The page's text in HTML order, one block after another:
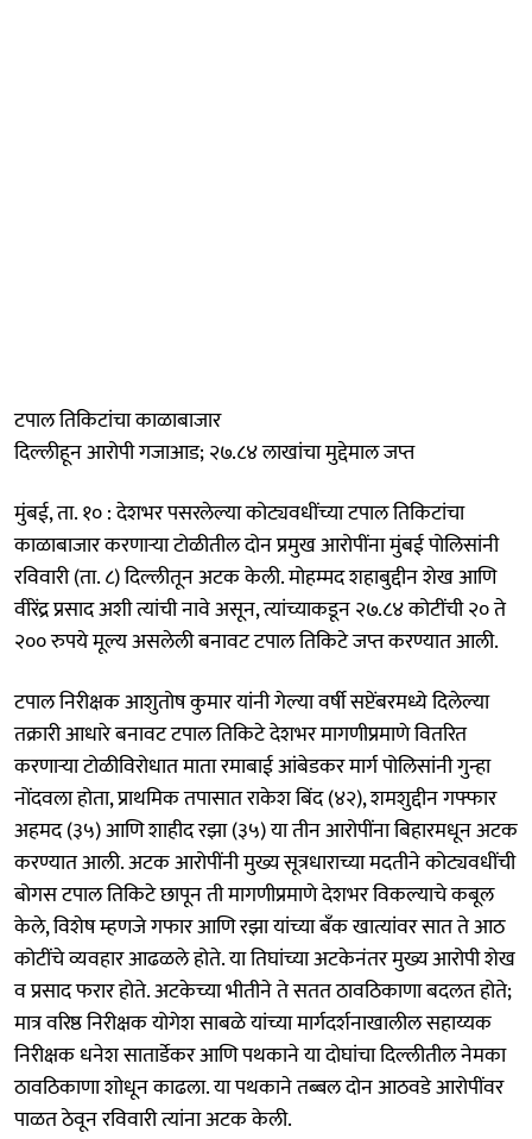
टपाल तिकिटांचा काळाबाजार
दिल्लीहून आरोपी गजाआड; २७.८४ लाखांचा मुद्देमाल जप्त
मुंबई, ता. १० : देशभर पसरलेल्या कोट्यवधींच्या टपाल तिकिटांचा
काळाबाजार करणाऱ्या टोळीतील दोन प्रमुख आरोपींना मुंबई पोलिसांनी
रविवारी (ता. ८) दिल्लीतून अटक केली. मोहम्मद शहाबुद्दीन शेख आणि
वीरेंद्र प्रसाद अशी त्यांची नावे असून, त्यांच्याकडून २७.८४ कोटींची २० ते
२०० रुपये मूल्य असलेली बनावट टपाल तिकिटे जप्त करण्यात आली.
टपाल निरीक्षक आशुतोष कुमार यांनी गेल्या वर्षी सप्टेंबरमध्ये दिलेल्या
तक्रारी आधारे बनावट टपाल तिकिटे देशभर मागणीप्रमाणे वितरित
करणाऱ्या टोळीविरोधात माता रमाबाई आंबेडकर मार्ग पोलिसांनी गुन्हा
नोंदवला होता, प्राथमिक तपासात राकेश बिंद (४२), शमशुद्दीन गफ्फार
अहमद (३५) आणि शाहीद रझा (३५) या तीन आरोपींना बिहारमधून अटक
करण्यात आली. अटक आरोपींनी मुख्य सूत्रधाराच्या मदतीने कोट्यवधींची
बोगस टपाल तिकिटे छापून ती मागणीप्रमाणे देशभर विकल्याचे कबूल
केले, विशेष म्हणजे गफार आणि रझा यांच्या बँक खात्यांवर सात ते आठ
कोटींचे व्यवहार आढळले होते. या तिघांच्या अटकेनंतर मुख्य आरोपी शेख
व प्रसाद फरार होते. अटकेच्या भीतीने ते सतत ठावठिकाणा बदलत होते;
मात्र वरिष्ठ निरीक्षक योगेश साबळे यांच्या मार्गदर्शनाखालील सहाय्यक
निरीक्षक धनेश सातार्डेकर आणि पथकाने या दोघांचा दिल्लीतील नेमका
ठावठिकाणा शोधून काढला. या पथकाने तब्बल दोन आठवडे आरोपींवर
पाळत ठेवून रविवारी त्यांना अटक केली.